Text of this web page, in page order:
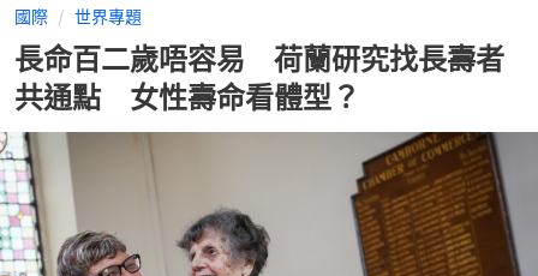
國際 世界專題
長命百二歲唔容易 荷蘭研究找長壽者
共通點 女性壽命看體型？